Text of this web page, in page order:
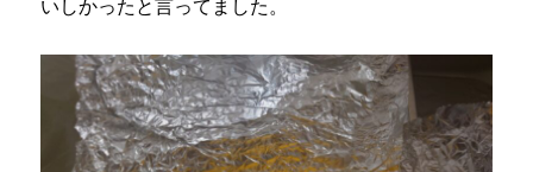
いしかったと言ってました。